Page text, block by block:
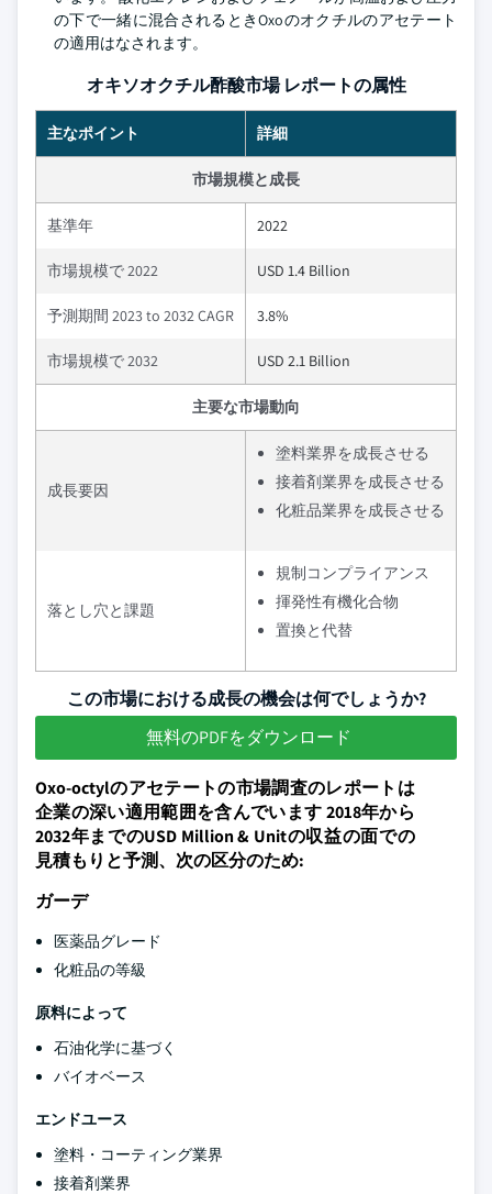
の下で一緒に混合されるときOxoのオクチルのアセテート
の適用はなされます。
オキソオクチル酢酸市場 レポートの属性
主なポイント 詳細
市場規模と成長
基準年 2022
市場規模で 2022 USD 1.4 Billion
予測期間 2023 to 2032 CAGR 3.8%
市場規模で 2032 USD 2.1 Billion
主要な市場動向
成長要因
塗料業界を成長させる
接着剤業界を成長させる
化粧品業界を成長させる
落とし穴と課題
規制コンプライアンス
揮発性有機化合物
置換と代替
この市場における成長の機会は何でしょうか?
無料のPDFをダウンロード
Oxo-octylのアセテートの市場調査のレポートは
企業の深い適用範囲を含んでいます 2018年から
2032年までのUSD Million & Unitの収益の面での
見積もりと予測、次の区分のため:
ガーデ
医薬品グレード
化粧品の等級
原料によって
石油化学に基づく
バイオベース
エンドユース
塗料・コーティング業界
接着剤業界